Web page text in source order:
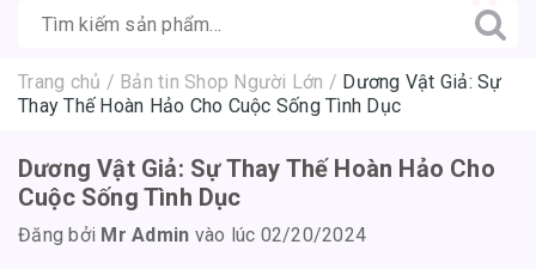
Trang chủ / Bản tin Shop Người Lớn / Dương Vật Giả: Sự
Thay Thế Hoàn Hảo Cho Cuộc Sống Tình Dục
Dương Vật Giả: Sự Thay Thế Hoàn Hảo Cho
Cuộc Sống Tình Dục
Đăng bởi Mr Admin vào lúc 02/20/2024